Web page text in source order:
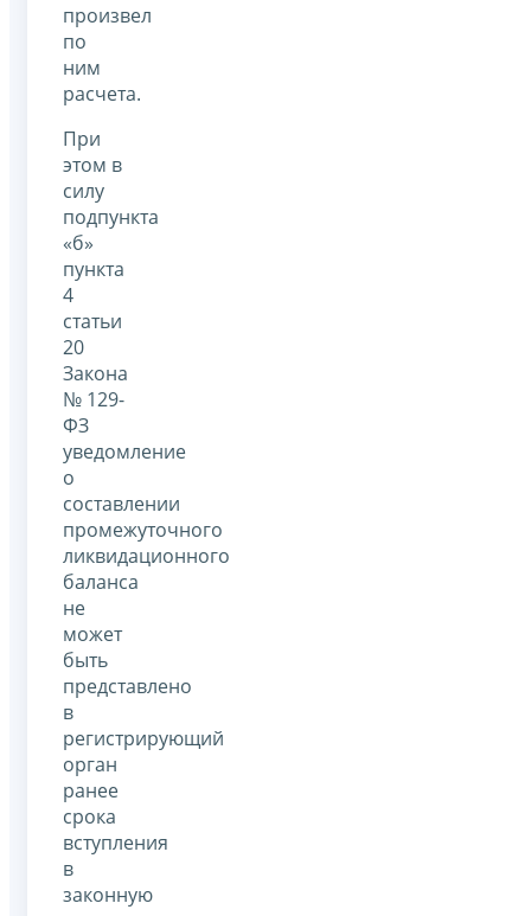
произвел
по
ним
расчета.
При
этом в
силу
подпункта
«б»
пункта
4
статьи
20
Закона
№ 129-
ФЗ
уведомление
о
составлении
промежуточного
ликвидационного
баланса
не
может
быть
представлено
в
регистрирующий
орган
ранее
срока
вступления
в
законную